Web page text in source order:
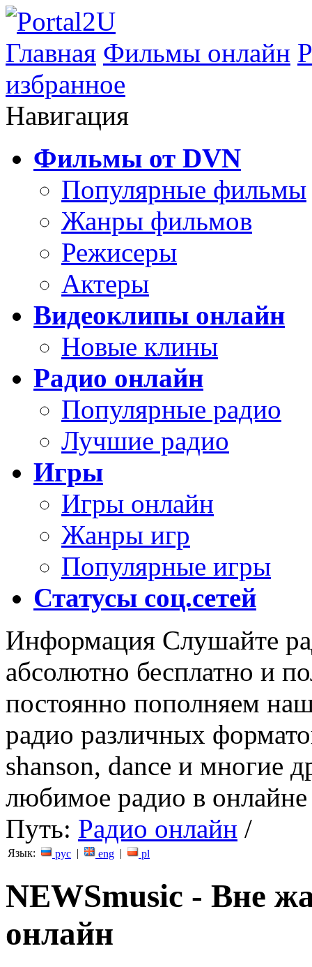
Главная Фильмы онлайн
избранное
Навигация
Фильмы от DVN
Популярные фильмы
Жанры фильмов
Режисеры
Актеры
Видеоклипы онлайн
Новые клины
Радио онлайн
Популярные радио
Лучшие радио
Игры
Игры онлайн
Жанры игр
Популярные игры
Статусы соц.сетей
Информация Слушайте
абсолютно бесплатно и
постоянно пополняем
радио различных
shanson, dance и многие
любимое радио в
Путь: Радио онлайн /
Язык: рус | eng | pl
NEWSmusic - Вне
онлайн